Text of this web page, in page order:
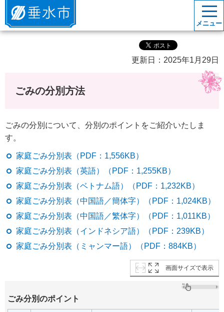
垂水市
メニュー
更新日：2025年1月29日
ごみの分別方法
ごみの分別について、分別のポイントをご紹介いたしま
す。
家庭ごみ分別表（PDF：1,556KB）
家庭ごみ分別表（英語）（PDF：1,255KB）
家庭ごみ分別表（ベトナム語）（PDF：1,232KB）
家庭ごみ分別表（中国語／簡体字）（PDF：1,024KB）
家庭ごみ分別表（中国語／繁体字）（PDF：1,011KB）
家庭ごみ分別表（インドネシア語）（PDF：239KB）
家庭ごみ分別表（ミャンマー語）（PDF：884KB）
画面サイズで表示
ごみ分別のポイント